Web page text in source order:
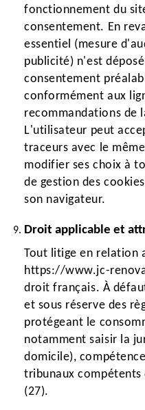
fonctionnement du
consentement. En
essentiel (mesure
publicité) n'est
consentement
conformément aux
recommandations de
L'utilisateur peut
traceurs avec le
modifier ses choix à
de gestion des
son navigateur.
Droit applicable et
Tout litige en relation
https://www.jc-
droit français. À
et sous réserve des
protégeant le
notamment saisir la
domicile),
tribunaux
(27).